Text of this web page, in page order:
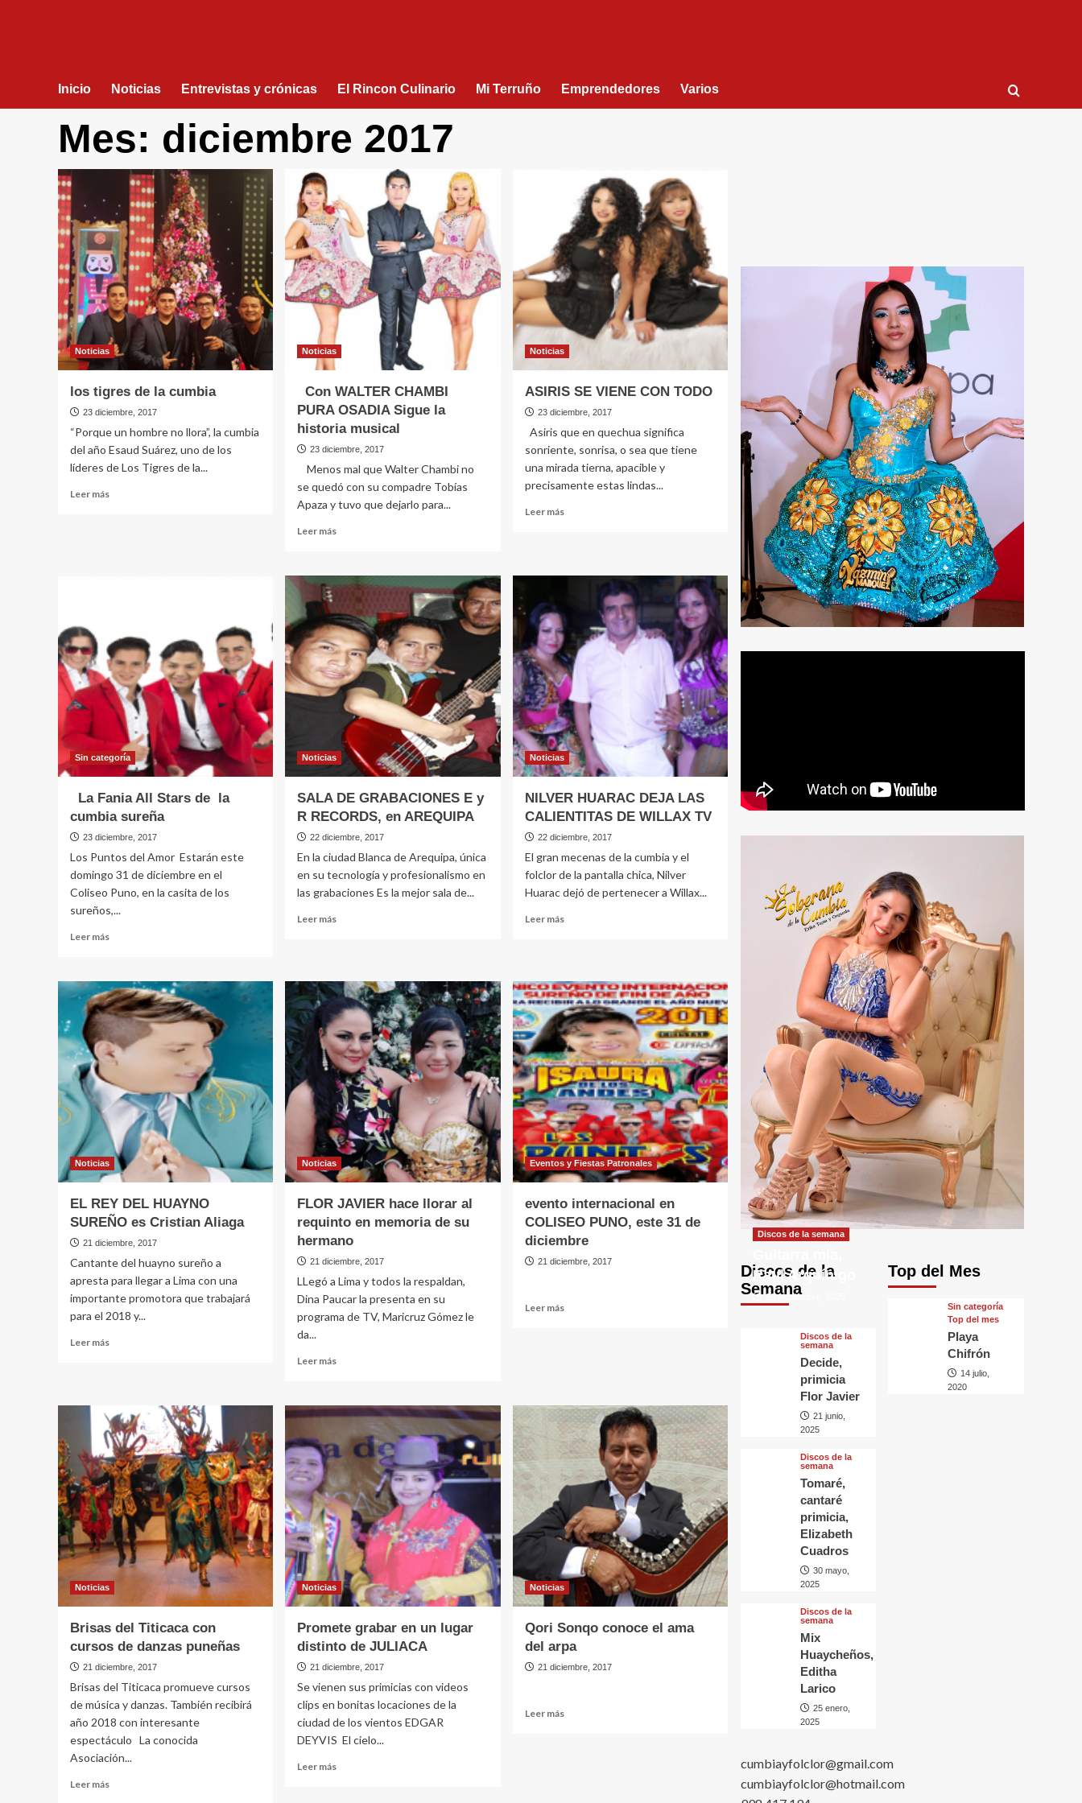
Inicio Noticias Entrevistas y crónicas El Rincon Culinario Mi Terruño Emprendedores Varios
Mes: diciembre 2017
Noticias
los tigres de la cumbia
23 diciembre, 2017
“Porque un hombre no llora”, la cumbia
del año Esaud Suárez, uno de los
líderes de Los Tigres de la...
Leer más
Noticias
Con WALTER CHAMBI
PURA OSADIA Sigue la
historia musical
23 diciembre, 2017
Menos mal que Walter Chambi no
se quedó con su compadre Tobías
Apaza y tuvo que dejarlo para...
Leer más
Con
WALTER
CHAMBI
PURA
OSADIA
Sigue
la
historia
musical
Noticias
ASIRIS SE VIENE CON TODO
23 diciembre, 2017
Asiris que en quechua significa
sonriente, sonrisa, o sea que tiene
una mirada tierna, apacible y
precisamente estas lindas...
Leer másLeer
TODO
Sin categorí­a
La Fania All Stars de la
cumbia sureña
23 diciembre, 2017
Los Puntos del Amor Estarán este
domingo 31 de diciembre en el
Coliseo Puno, en la casita de los
sureños,...
Leer más
La
Fania
Stars
de
cumbia
sureña
Noticias
SALA DE GRABACIONES E y
R RECORDS, en AREQUIPA
22 diciembre, 2017
En la ciudad Blanca de Arequipa, única
en su tecnología y profesionalismo en
las grabaciones Es la mejor sala de...
Leer más
GRABACIONES
E
y
R
RECORDS,
en
AREQUIPA
Noticias
NILVER HUARAC DEJA LAS
CALIENTITAS DE WILLAX TV
22 diciembre, 2017
El gran mecenas de la cumbia y el
folclor de la pantalla chica, Nilver
Huarac dejó de pertenecer a Willax...
Leer másLeer
DEJA
LAS
CALIENTITAS
DE
WILLAX
TV
Noticias
EL REY DEL HUAYNO
SUREÑO es Cristian Aliaga
21 diciembre, 2017
Cantante del huayno sureño a
apresta para llegar a Lima con una
importante promotora que trabajará
para el 2018 y...
Leer más
DEL
HUAYNO
SUREÑO
es
Cristian
Aliaga
Noticias
FLOR JAVIER hace llorar al
requinto en memoria de su
hermano
21 diciembre, 2017
LLegó a Lima y todos la respaldan,
Dina Paucar la presenta en su
programa de TV, Maricruz Gómez le
da...
Leer más
FLOR
JAVIER
hace
llorar
al
requinto
en
memoria
de
su
hermano
Eventos y Fiestas Patronales
evento internacional en
COLISEO PUNO, este 31 de
diciembre
21 diciembre, 2017
Leer másLeer
PUNO,
este
31
de
diciembre
Noticias
Brisas del Titicaca con
cursos de danzas puneñas
21 diciembre, 2017
Brisas del Titicaca promueve cursos
de música y danzas. También recibirá
año 2018 con interesante
espectáculo La conocida
Asociación...
Leer más
Noticias
Promete grabar en un lugar
distinto de JULIACA
21 diciembre, 2017
Se vienen sus primicias con videos
clips en bonitas locaciones de la
ciudad de los vientos EDGAR
DEYVIS El cielo...
Leer más
Noticias
Qori Sonqo conoce el ama
del arpa
21 diciembre, 2017
Leer másLeer
Discos de la
Semana
Discos de la semana
Raul Arquínigo
29 septiembre, 2025
Discos de la
semana
Decide,
primicia
Flor Javier
21 junio,
2025
Discos de la
semana
Tomaré,
cantaré
primicia,
Elizabeth
Cuadros
30 mayo,
2025
Discos de la
semana
Mix
Huaycheños,
Editha
Larico
25 enero,
2025
Top del Mes
Sin categorí­a
Top del mes
Playa
Chifrón
14 julio,
2020
cumbiayfolclor@gmail.com
cumbiayfolclor@hotmail.com